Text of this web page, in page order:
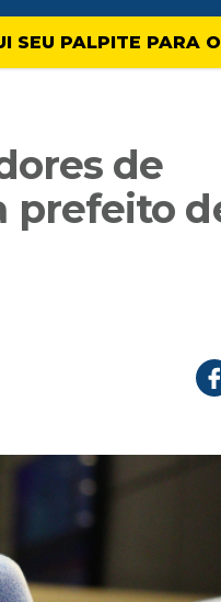
SEU PALPITE PARA
de
prefeito